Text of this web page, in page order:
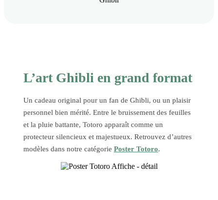
L’art Ghibli en grand format
Un cadeau original pour un fan de Ghibli, ou un plaisir
personnel bien mérité. Entre le bruissement des feuilles
et la pluie battante, Totoro apparaît comme un
protecteur silencieux et majestueux. Retrouvez d’autres
modèles dans notre catégorie Poster Totoro.